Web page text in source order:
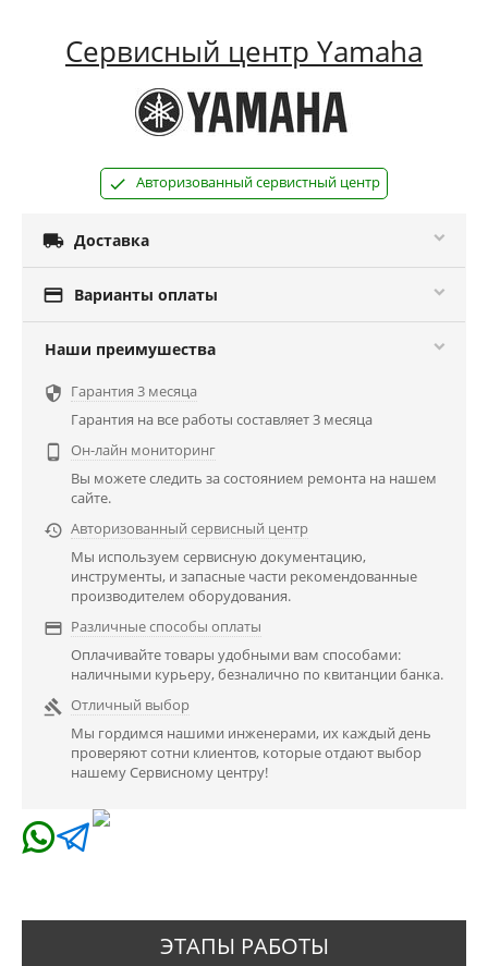
Сервисный центр Yamaha
Авторизованный сервистный центр
 Доставка
 Варианты оплаты
Наши преимушества
 Гарантия 3 месяца
Гарантия на все работы составляет 3 месяца

Он-лайн мониторинг
Вы можете следить за состоянием ремонта на нашем
сайте.
 Авторизованный сервисный центр
Мы используем сервисную документацию,
инструменты, и запасные части рекомендованные
производителем оборудования.
 Различные способы оплаты
Оплачивайте товары удобными вам способами:
наличными курьеру, безналично по квитанции банка.
 Отличный выбор
Мы гордимся нашими инженерами, их каждый день
проверяют сотни клиентов, которые отдают выбор
нашему Сервисному центру!
ЭТАПЫ РАБОТЫ